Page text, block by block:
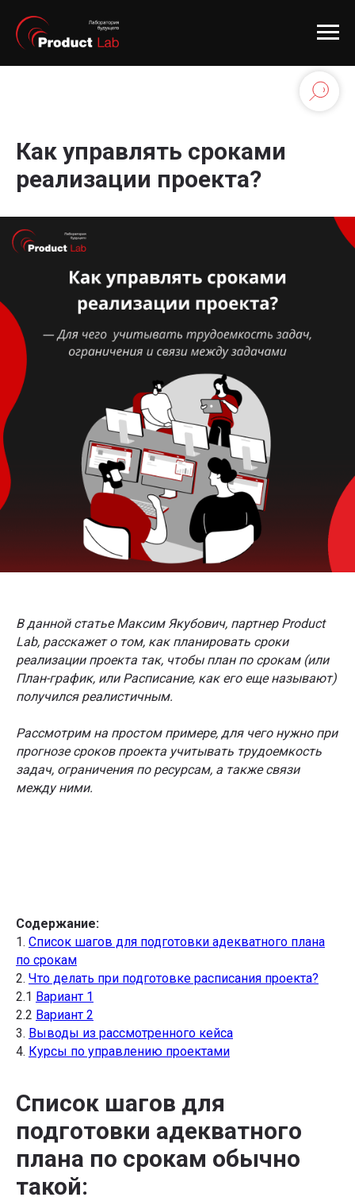
Как управлять сроками
реализации проекта?
В данной статье Максим Якубович, партнер Product
Lab, расскажет о том, как планировать сроки
реализации проекта так, чтобы план по срокам (или
План-график, или Расписание, как его еще называют)
получился реалистичным.
Рассмотрим на простом примере, для чего нужно при
прогнозе сроков проекта учитывать трудоемкость
задач, ограничения по ресурсам, а также связи
между ними.
Содержание:
1. Список шагов для подготовки адекватного плана
по срокам
2. Что делать при подготовке расписания проекта?
2.1 Вариант 1
2.2 Вариант 2
3. Выводы из рассмотренного кейса
4. Курсы по управлению проектами
Список шагов для
подготовки адекватного
плана по срокам обычно
такой: